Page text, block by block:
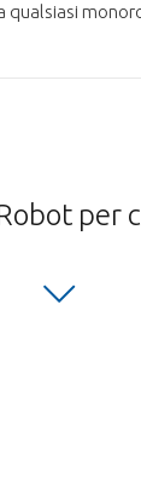
qualsiasi
per